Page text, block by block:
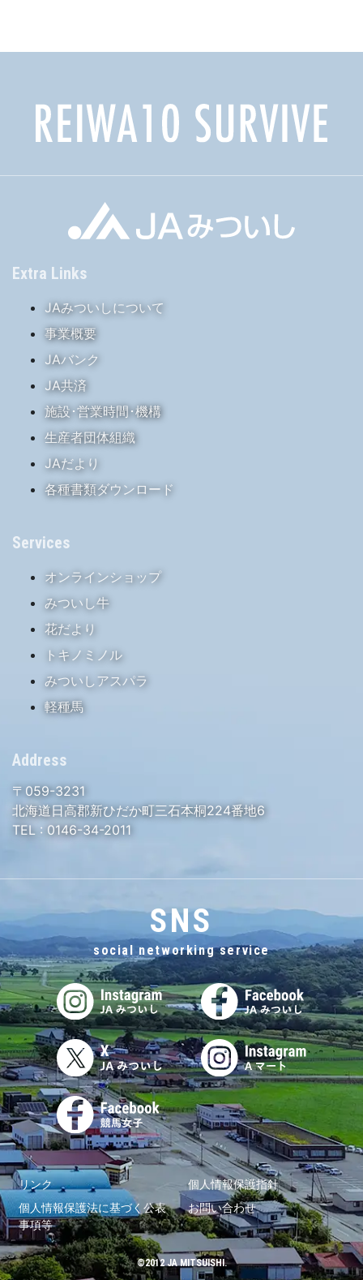
Extra Links
JAみついしについて
事業概要
JAバンク
JA共済
施設･営業時間･機構
生産者団体組織
JAだより
各種書類ダウンロード
Services
オンラインショップ
みついし牛
花だより
トキノミノル
みついしアスパラ
軽種馬
Address
〒059-3231
北海道日高郡新ひだか町三石本桐224番地6
TEL : 0146-34-2011
SNS
social networking service
リンク
個人情報保護指針
個人情報保護法に基づく公表
事項等
お問い合わせ
©2012 JA MITSUISHI.